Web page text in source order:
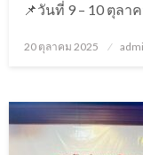
📌วันที่ 9 – 10 ตุลา
Posted
20 ตุลาคม 2025